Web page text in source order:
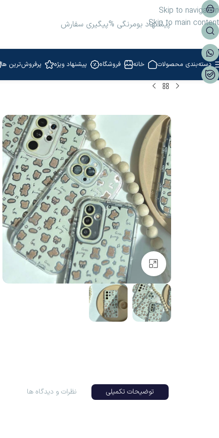
Skip to navigation
Skip to main contentپیشنهاد بومرنگی %پیگیری سفارش
دسته‌بندی محصولات خانه فروشگاه پیشنهاد ویژه پرفروش‌ترین ها
بزرگنمایی تصویر
توضیحات تکمیلی نظرات و دیدگاه ها